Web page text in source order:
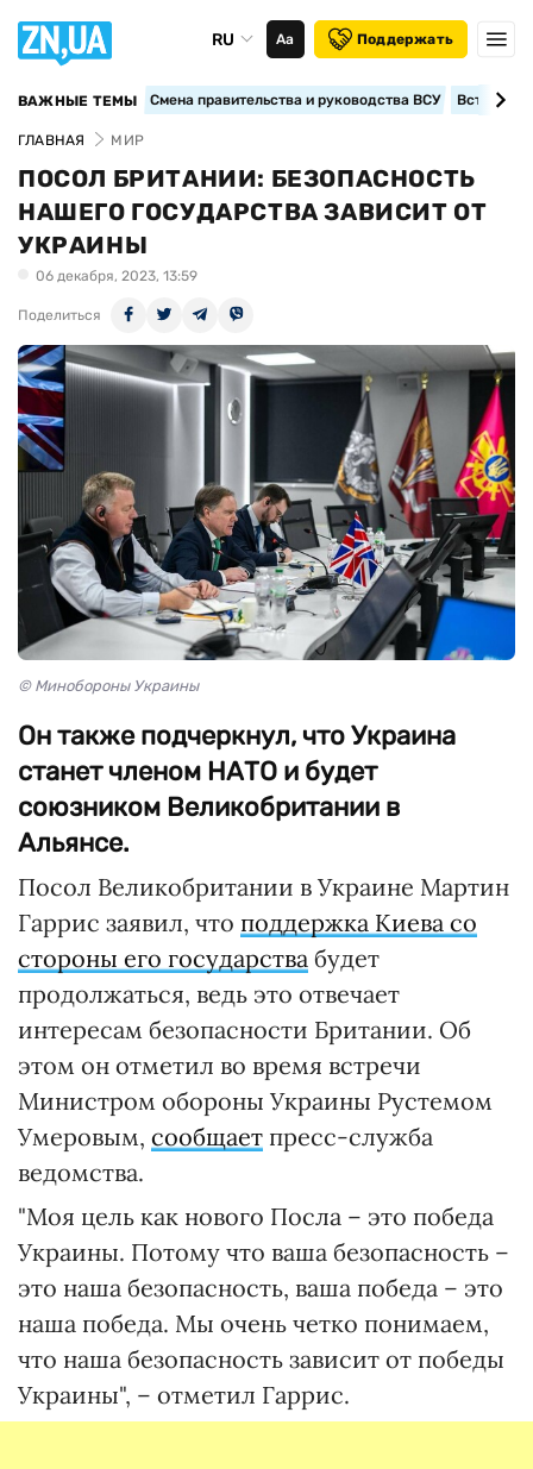
RU Аа Поддержать
ВАЖНЫЕ ТЕМЫ Смена правительства и руководства ВСУ
ГЛАВНАЯ МИР
ПОСОЛ БРИТАНИИ: БЕЗОПАСНОСТЬ
НАШЕГО ГОСУДАРСТВА ЗАВИСИТ ОТ
УКРАИНЫ
06 декабря, 2023, 13:59
Поделиться
© Минобороны Украины
Он также подчеркнул, что Украина
станет членом НАТО и будет
союзником Великобритании в
Альянсе.
Посол Великобритании в Украине Мартин
Гаррис заявил, что поддержка Киева со
стороны его государства будет
продолжаться, ведь это отвечает
интересам безопасности Британии. Об
этом он отметил во время встречи
Министром обороны Украины Рустемом
Умеровым, сообщает пресс-служба
ведомства.
"Моя цель как нового Посла – это победа
Украины. Потому что ваша безопасность –
это наша безопасность, ваша победа – это
наша победа. Мы очень четко понимаем,
что наша безопасность зависит от победы
Украины", – отметил Гаррис.